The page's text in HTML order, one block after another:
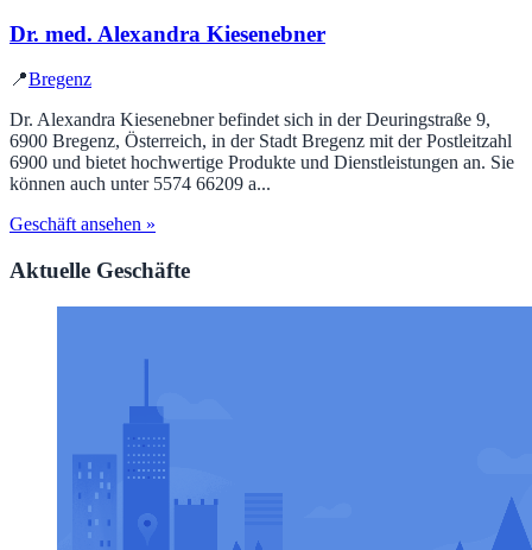
Dr. med. Alexandra Kiesenebner
📍Bregenz
Dr. Alexandra Kiesenebner befindet sich in der Deuringstraße 9,
6900 Bregenz, Österreich, in der Stadt Bregenz mit der Postleitzahl
6900 und bietet hochwertige Produkte und Dienstleistungen an. Sie
können auch unter 5574 66209 a...
Geschäft ansehen »
Aktuelle Geschäfte